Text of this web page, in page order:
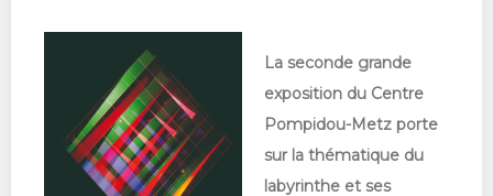
La seconde grande
exposition du Centre
Pompidou-Metz porte
sur la thématique du
labyrinthe et ses